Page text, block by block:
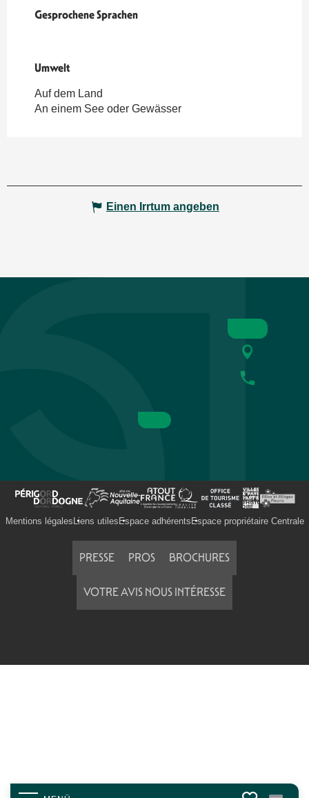
Gesprochene Sprachen
Gesprochene Sprachen
Umwelt
Umwelt
Auf dem Land
An einem See oder Gewässer
Einen Irrtum angeben
Mentions légales Liens utiles Espace adhérents Espace propriétaire Centrale
PRESSE PROS BROCHURES
VOTRE AVIS NOUS INTÉRESSE